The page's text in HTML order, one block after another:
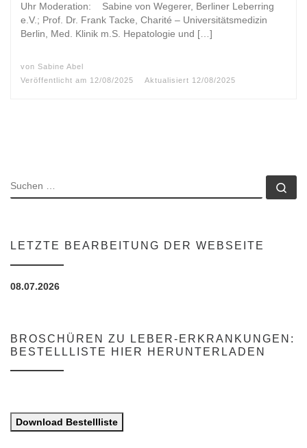
Uhr Moderation: Sabine von Wegerer, Berliner Leberring
e.V.; Prof. Dr. Frank Tacke, Charité – Universitätsmedizin
Berlin, Med. Klinik m.S. Hepatologie und […]
von Sabine Abel
Veröffentlicht am 12/08/2025 Aktualisiert 12/08/2025
SUCHE
LETZTE BEARBEITUNG DER WEBSEITE
08.07.2026
BROSCHÜREN ZU LEBER-ERKRANKUNGEN:
BESTELLLISTE HIER HERUNTERLADEN
Download Bestellliste